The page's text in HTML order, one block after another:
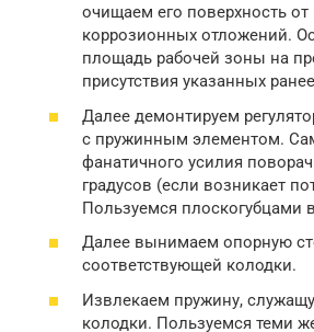
очищаем его поверхность от
коррозионных отложений.
площадь рабочей зоны на
присутствия указанных
Далее демонтируем
с пружинным элементом.
фанатичного усилия
градусов (если возникает
Пользуемся плоскогубцами
Далее вынимаем опорную
соответствующей колодки.
Извлекаем пружину,
колодки. Пользуемся теми